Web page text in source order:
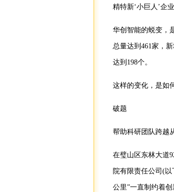
精特新‘小巨人’企
华创智能的蜕变，
总量达到461家，
达到198个。
这样的变化，是如
破题
帮助科研团队跨越
在璧山区东林大道
院有限责任公司(
公里”一直制约着